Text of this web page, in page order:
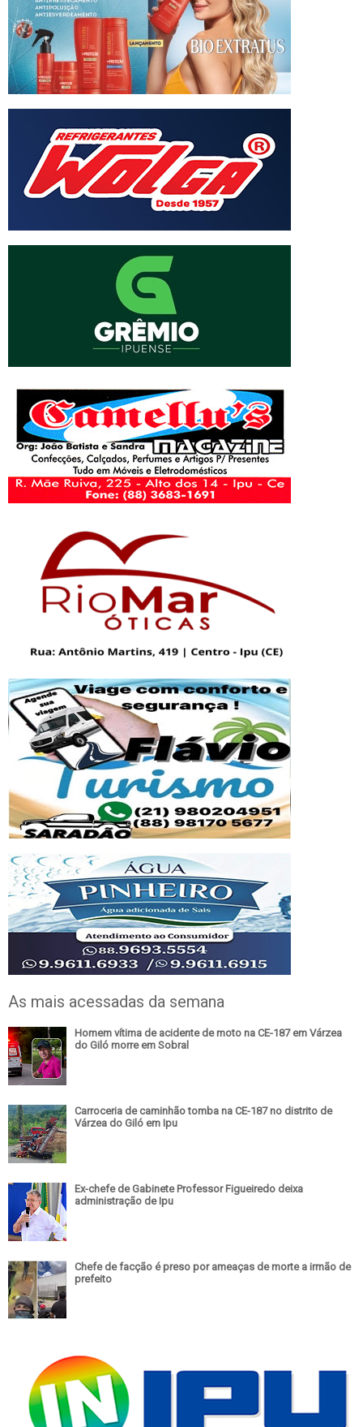
As mais acessadas da semana
Homem vítima de acidente de moto na CE-187 em Várzea
do Giló morre em Sobral
Carroceria de caminhão tomba na CE-187 no distrito de
Várzea do Giló em Ipu
Ex-chefe de Gabinete Professor Figueiredo deixa
administração de Ipu
Chefe de facção é preso por ameaças de morte a irmão de
prefeito